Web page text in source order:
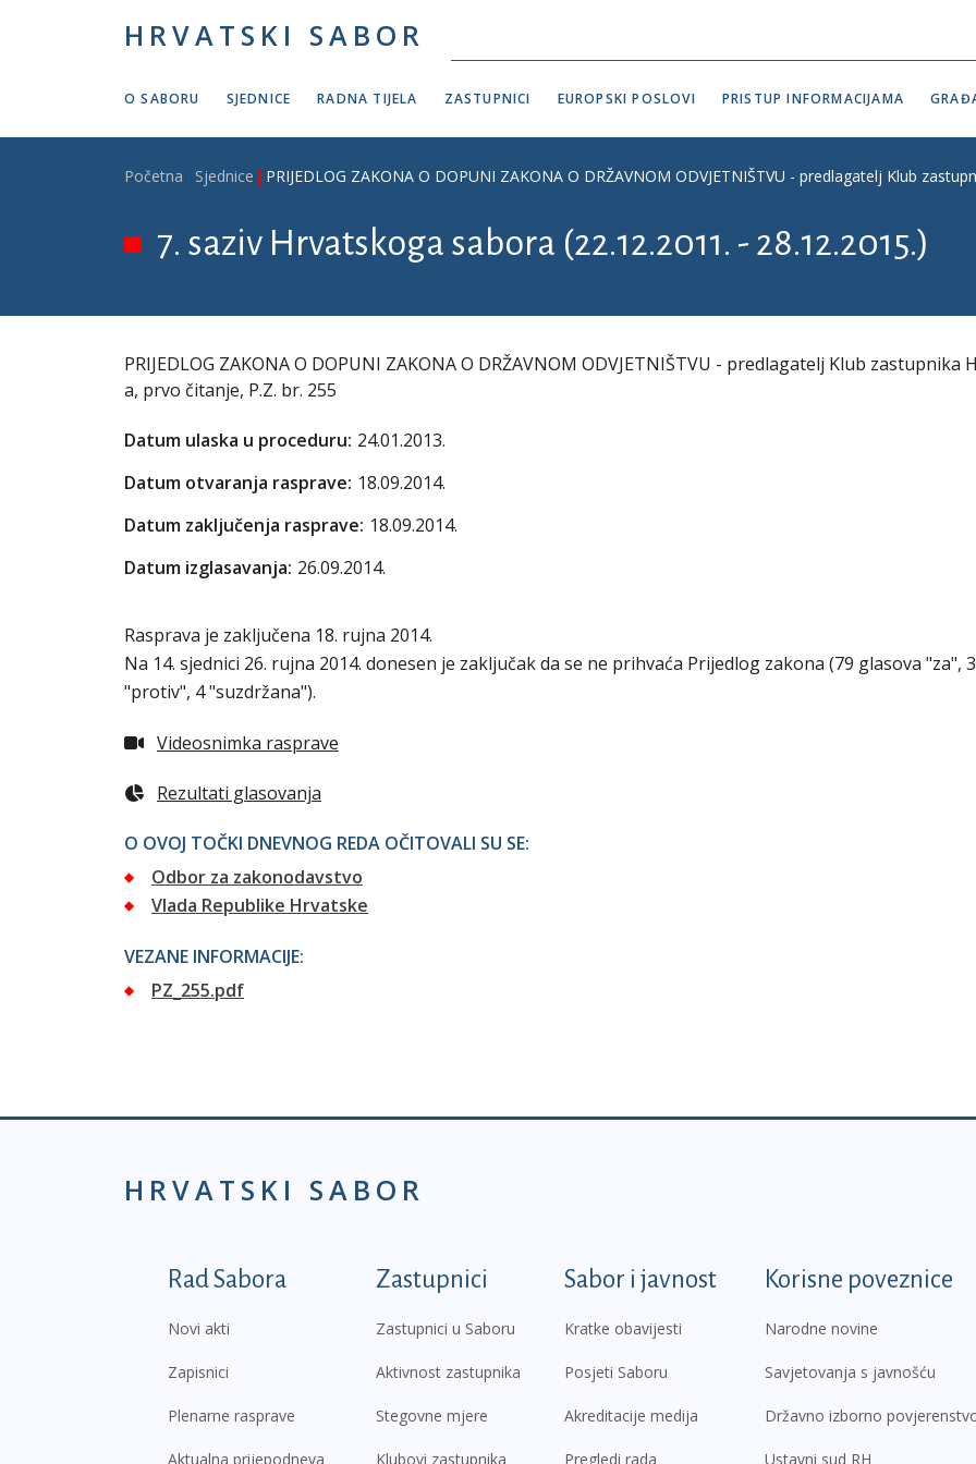
HRVATSKI SABOR
O SABORU SJEDNICE RADNA TIJELA ZASTUPNICI EUROPSKI POSLOVI PRISTUP INFORMACIJAMA
Breadcrumb
Početna Sjednice PRIJEDLOG ZAKONA O DOPUNI ZAKONA O DRŽAVNOM ODVJETNIŠTVU - predlagatelj Klub
7. saziv Hrvatskoga sabora (22.12.2011. - 28.12.2015.)
PRIJEDLOG ZAKONA O DOPUNI ZAKONA O DRŽAVNOM ODVJETNIŠTVU - predlagatelj Klub zastupnika
a, prvo čitanje, P.Z. br. 255
Datum ulaska u proceduru: 24.01.2013.
Datum otvaranja rasprave: 18.09.2014.
Datum zaključenja rasprave: 18.09.2014.
Datum izglasavanja: 26.09.2014.
Rasprava je zaključena 18. rujna 2014.
Na 14. sjednici 26. rujna 2014. donesen je zaključak da se ne prihvaća Prijedlog zakona (79 glasova "za",
"protiv", 4 "suzdržana").
Videosnimka rasprave
Rezultati glasovanja
O OVOJ TOČKI DNEVNOG REDA OČITOVALI SU SE:
Odbor za zakonodavstvo
Vlada Republike Hrvatske
VEZANE INFORMACIJE:
PZ_255.pdf
HRVATSKI SABOR
Podnožje prvi izbornik
Rad Sabora
Novi akti
Zapisnici
Plenarne rasprave
Aktualna prijepodneva
Zastupnici
Zastupnici u Saboru
Aktivnost zastupnika
Stegovne mjere
Klubovi zastupnika
Sabor i javnost
Kratke obavijesti
Posjeti Saboru
Akreditacije medija
Pregledi rada
Korisne poveznice
Narodne novine
Savjetovanja s javnošću
Državno izborno
Ustavni sud RH